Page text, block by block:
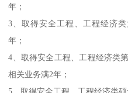
年；
3、取得安全工程、工程经济
年；
4、取得安全工程、工程经济类
相关业务满2年；